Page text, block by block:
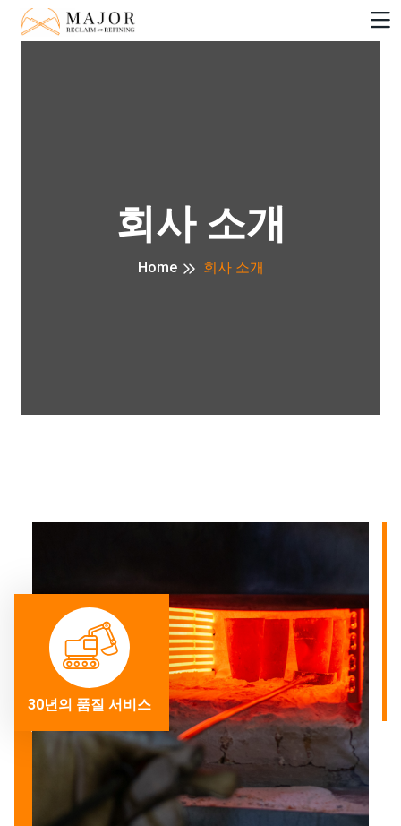
회사 소개
Home 회사 소개
30년의 품질 서비스